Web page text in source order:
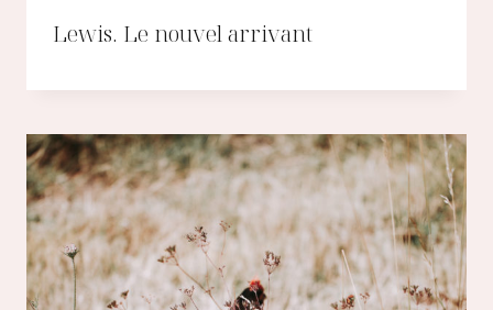
Lewis. Le nouvel arrivant